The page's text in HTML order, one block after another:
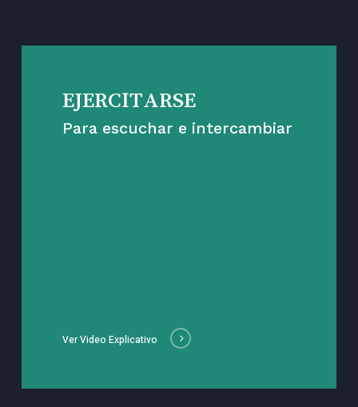
EJERCITARSE
Para escuchar e intercambiar
Ver Video Explicativo